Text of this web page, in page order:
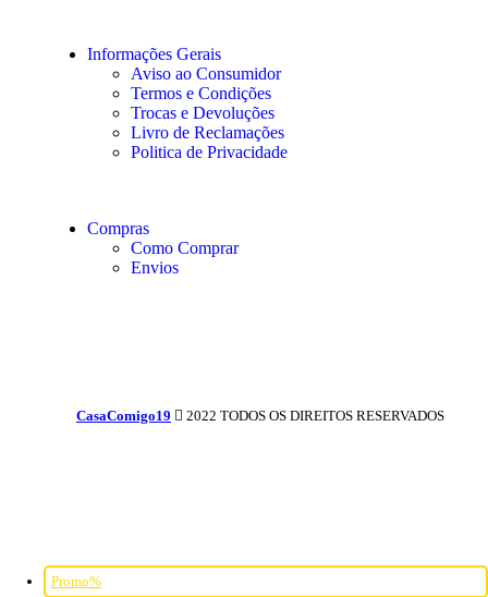
Informações Gerais
Aviso ao Consumidor
Termos e Condições
Trocas e Devoluções
Livro de Reclamações
Politica de Privacidade
Compras
Como Comprar
Envios
CasaComigo19 2022 TODOS OS DIREITOS RESERVADOS
Promo%